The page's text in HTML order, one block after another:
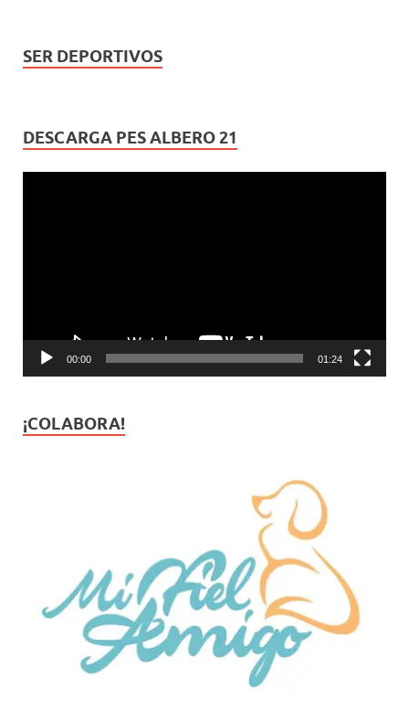
SER DEPORTIVOS
DESCARGA PES ALBERO 21
00:00 01:24
¡COLABORA!